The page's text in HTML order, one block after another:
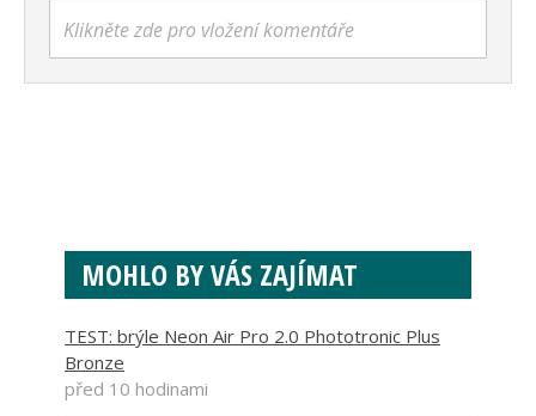
Klikněte zde pro vložení komentáře
MOHLO BY VÁS ZAJÍMAT
TEST: brýle Neon Air Pro 2.0 Phototronic Plus
Bronze
před 10 hodinami